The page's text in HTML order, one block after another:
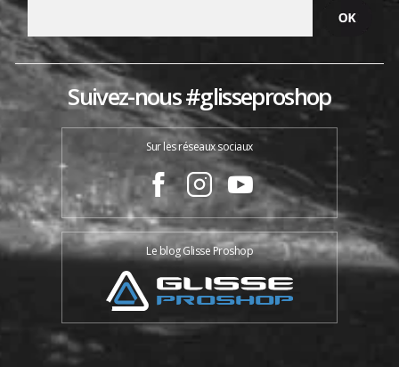
Suivez-nous #glisseproshop
Sur les réseaux sociaux
Le blog Glisse Proshop